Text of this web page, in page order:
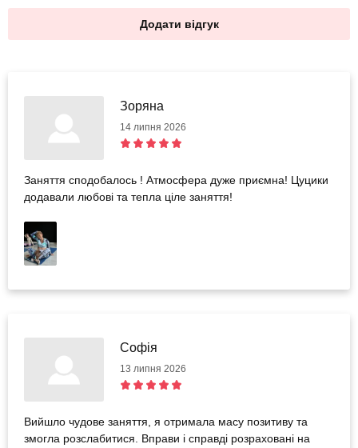
Додати відгук
Зоряна
14 липня 2026
Заняття сподобалось ! Атмосфера дуже приємна! Цуцики
додавали любові та тепла ціле заняття!
Софія
13 липня 2026
Вийшло чудове заняття, я отримала масу позитиву та
змогла розслабитися. Вправи і справді розраховані на